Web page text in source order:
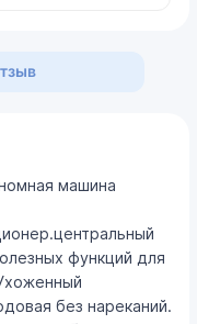
машина
функций для
без нареканий.